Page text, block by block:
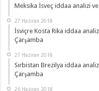
Meksika İsveç iddaa analizi
27 Haziran 2018
İsviçre Kosta Rika iddaa
Çarşamba
27 Haziran 2018
Sırbistan Brezilya iddaa
Çarşamba
26 Haziran 2018